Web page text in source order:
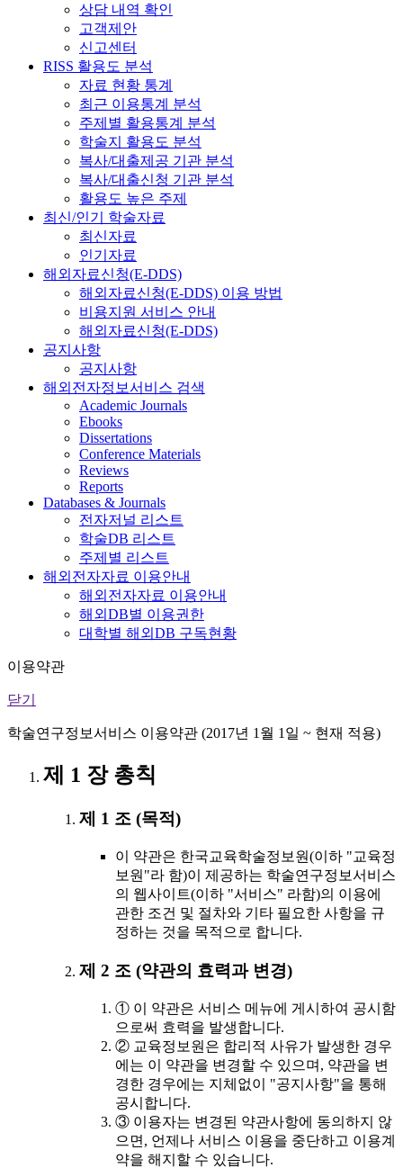
상담 내역 확인
고객제안
신고센터
RISS 활용도 분석
자료 현황 통계
최근 이용통계 분석
주제별 활용통계 분석
학술지 활용도 분석
복사/대출제공 기관 분석
복사/대출신청 기관 분석
활용도 높은 주제
최신/인기 학술자료
최신자료
인기자료
해외자료신청(E-DDS)
해외자료신청(E-DDS) 이용 방법
비용지원 서비스 안내
해외자료신청(E-DDS)
공지사항
공지사항
해외전자정보서비스 검색
Academic Journals
Ebooks
Dissertations
Conference Materials
Reviews
Reports
Databases & Journals
전자저널 리스트
학술DB 리스트
주제별 리스트
해외전자자료 이용안내
해외전자자료 이용안내
해외DB별 이용권한
대학별 해외DB 구독현황
이용약관
닫기
학술연구정보서비스 이용약관 (2017년 1월 1일 ~ 현재 적용)
제 1 장 총칙
제 1 조 (목적)
이 약관은 한국교육학술정보원(이하 "교육정
보원"라 함)이 제공하는 학술연구정보서비스
의 웹사이트(이하 "서비스" 라함)의 이용에
관한 조건 및 절차와 기타 필요한 사항을 규
정하는 것을 목적으로 합니다.
제 2 조 (약관의 효력과 변경)
① 이 약관은 서비스 메뉴에 게시하여 공시함
으로써 효력을 발생합니다.
② 교육정보원은 합리적 사유가 발생한 경우
에는 이 약관을 변경할 수 있으며, 약관을 변
경한 경우에는 지체없이 "공지사항"을 통해
공시합니다.
③ 이용자는 변경된 약관사항에 동의하지 않
으면, 언제나 서비스 이용을 중단하고 이용계
약을 해지할 수 있습니다.